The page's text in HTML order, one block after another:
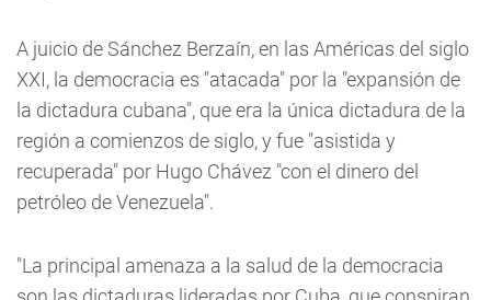
A juicio de Sánchez Berzaín, en las Américas del siglo
XXI, la democracia es "atacada" por la "expansión de
la dictadura cubana", que era la única dictadura de la
región a comienzos de siglo, y fue "asistida y
recuperada" por Hugo Chávez "con el dinero del
petróleo de Venezuela".
"La principal amenaza a la salud de la democracia